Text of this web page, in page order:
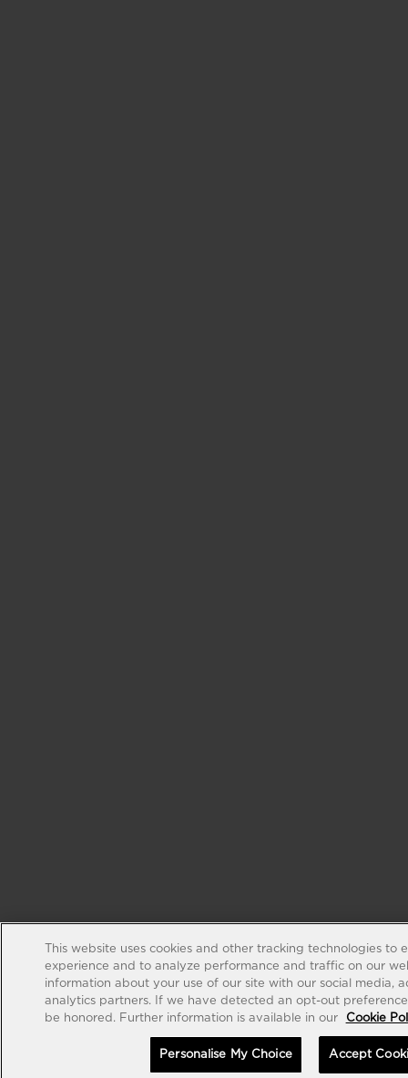
This website uses cookies and other tracking technologies to
experience and to analyze performance and traffic on our
information about your use of our site with our social media,
analytics partners. If we have detected an opt-out
be honored. Further information is available in our
Cookie
Personalise My Choice Accept